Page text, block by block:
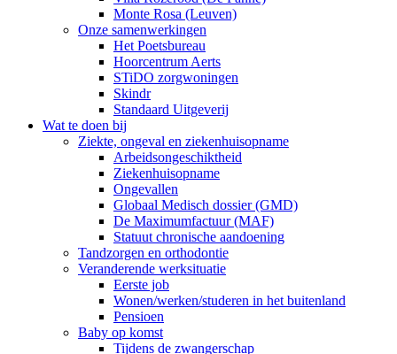
Monte Rosa (Leuven)
Onze samenwerkingen
Het Poetsbureau
Hoorcentrum Aerts
STiDO zorgwoningen
Skindr
Standaard Uitgeverij
Wat te doen bij
Ziekte, ongeval en ziekenhuisopname
Arbeidsongeschiktheid
Ziekenhuisopname
Ongevallen
Globaal Medisch dossier (GMD)
De Maximumfactuur (MAF)
Statuut chronische aandoening
Tandzorgen en orthodontie
Veranderende werksituatie
Eerste job
Wonen/werken/studeren in het buitenland
Pensioen
Baby op komst
Tijdens de zwangerschap